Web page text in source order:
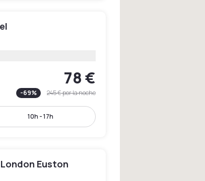
78 €
-69% 245 €por la noche
10h - 17h
Euston